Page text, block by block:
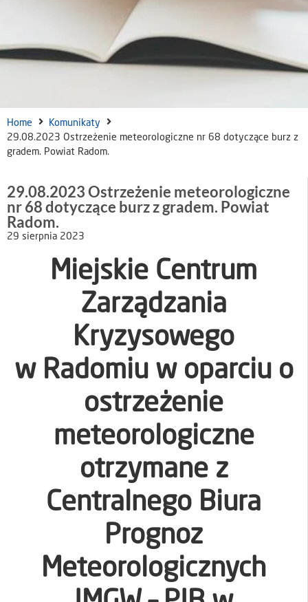
Home
Komunikaty
29.08.2023 Ostrzeżenie meteorologiczne nr 68 dotyczące burz z
gradem. Powiat Radom.
29.08.2023 Ostrzeżenie meteorologiczne
nr 68 dotyczące burz z gradem. Powiat
Radom.
29 sierpnia 2023
Miejskie Centrum
Zarządzania
Kryzysowego
w Radomiu w oparciu o
ostrzeżenie
meteorologiczne
otrzymane z
Centralnego Biura
Prognoz
Meteorologicznych